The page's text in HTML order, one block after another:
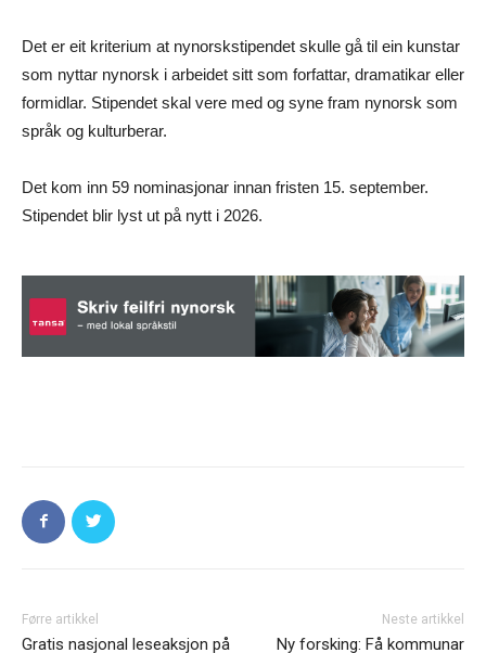
Det er eit kriterium at nynorskstipendet skulle gå til ein kunstar
som nyttar nynorsk i arbeidet sitt som forfattar, dramatikar eller
formidlar. Stipendet skal vere med og syne fram nynorsk som
språk og kulturberar.
Det kom inn 59 nominasjonar innan fristen 15. september.
Stipendet blir lyst ut på nytt i 2026.
Førre artikkel
Gratis nasjonal leseaksjon på
Neste artikkel
Ny forsking: Få kommunar